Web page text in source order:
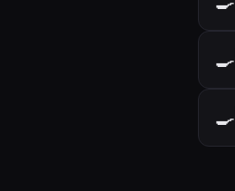
🍳
🍳